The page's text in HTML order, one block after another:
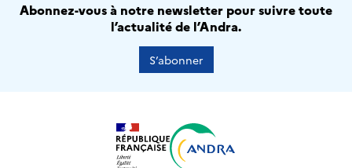
Abonnez-vous à notre newsletter pour suivre toute
l’actualité de l’Andra.
S’abonner